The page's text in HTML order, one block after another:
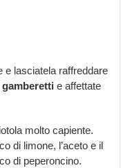
e lasciatela raffreddare
gamberetti e affettate
molto capiente.
di limone, l’aceto e il
di peperoncino.